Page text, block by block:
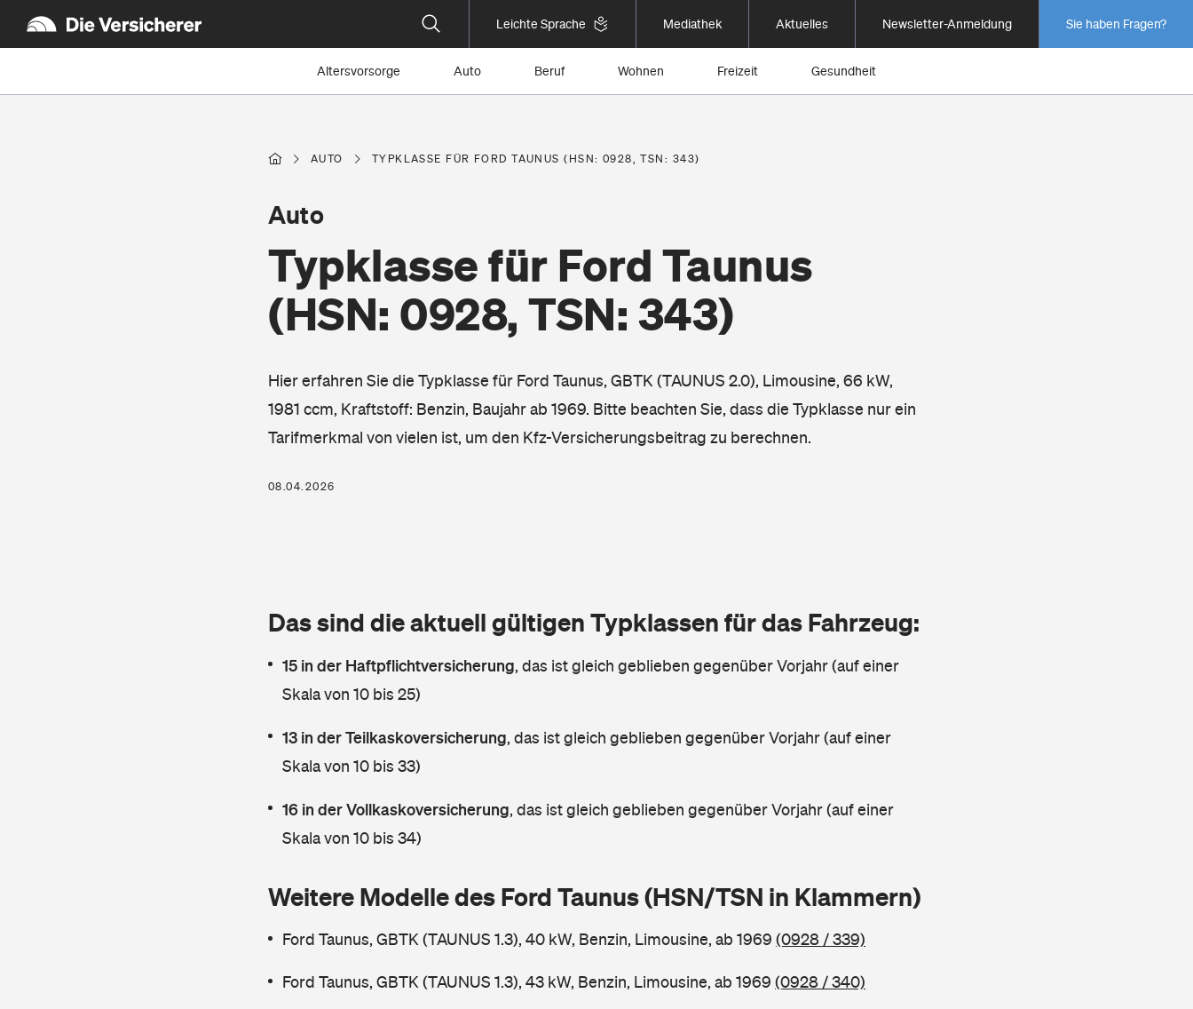
Leichte Sprache Mediathek Aktuelles Newsletter-Anmeldung Sie haben Fragen?
Altersvorsorge Auto Beruf Wohnen Freizeit Gesundheit
AUTO TYPKLASSE FÜR FORD TAUNUS (HSN: 0928, TSN: 343)
Typklasse für Ford Taunus
(HSN: 0928, TSN: 343)
Auto
Hier erfahren Sie die Typklasse für Ford Taunus, GBTK (TAUNUS 2.0), Limousine, 66 kW,
1981 ccm, Kraftstoff: Benzin, Baujahr ab 1969. Bitte beachten Sie, dass die Typklasse nur ein
Tarifmerkmal von vielen ist, um den Kfz-Versicherungsbeitrag zu berechnen.
08.04.2026
Das sind die aktuell gültigen Typklassen für das Fahrzeug:
15 in der Haftpflichtversicherung, das ist gleich geblieben gegenüber Vorjahr (auf einer
Skala von 10 bis 25)
13 in der Teilkaskoversicherung, das ist gleich geblieben gegenüber Vorjahr (auf einer
Skala von 10 bis 33)
16 in der Vollkaskoversicherung, das ist gleich geblieben gegenüber Vorjahr (auf einer
Skala von 10 bis 34)
Weitere Modelle des Ford Taunus (HSN/TSN in Klammern)
Ford Taunus, GBTK (TAUNUS 1.3), 40 kW, Benzin, Limousine, ab 1969 (0928 / 339)
Ford Taunus, GBTK (TAUNUS 1.3), 43 kW, Benzin, Limousine, ab 1969 (0928 / 340)